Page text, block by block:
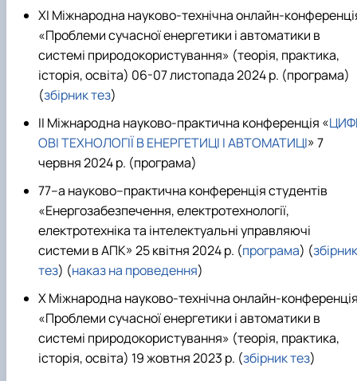
XІ Міжнародна науково-технічна онлайн-
«Проблеми сучасної енергетики і автоматики в
системі природокористування» (теорія, практика,
історія, освіта) 06-07 листопада 2024 р. (програма)
(збірник тез)
ІІ Міжнародна науково-практична конференція «
ОВІ ТЕХНОЛОГІЇ В ЕНЕРГЕТИЦІ І АВТОМАТИЦІ» 7
червня 2024 р. (програма)
77–а науково–практична конференція студентів
«Енергозабезпечення, електротехнології,
електротехніка та інтелектуальні управляючі
системи в АПК» 25 квітня 2024 р. (програма) (збірник
тез) (наказ на проведення)
X Міжнародна науково-технічна онлайн-
«Проблеми сучасної енергетики і автоматики в
системі природокористування» (теорія, практика,
історія, освіта) 19 жовтня 2023 р. (збірник тез)